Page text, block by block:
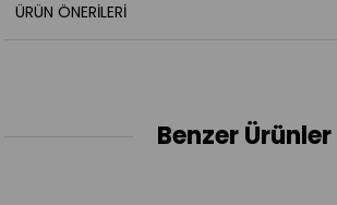
ÜRÜN ÖNERILERI
Benzer Ürünler